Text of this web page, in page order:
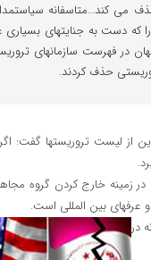
می کند…متاسفانه
که دست به جنایتهای بسیاری
در فهرست سازمانهای
حذف کردند.
از لیست تروریستها گفت:
در زمینه خارج کردن گروه
عرفهای بین المللی است.
در